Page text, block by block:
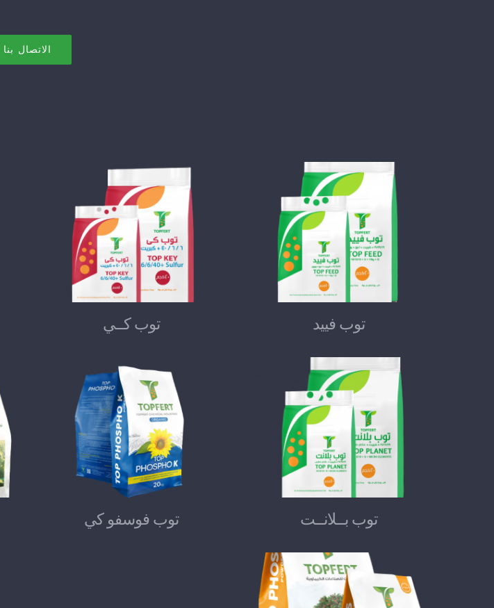
الاتصال بنا
توب فييد
توب فييد
توب كــي
توب كــي
توب بــلانــت
توب بــلانــت
توب فوسفو كي
توب فوسفو كي